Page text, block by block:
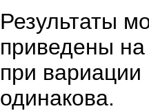
Результаты
приведены
при
одинакова.